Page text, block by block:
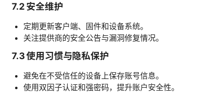
7.2 安全维护
定期更新客户端、固件和设备系统。
关注提供商的安全公告与漏洞修复情况。
7.3 使用习惯与隐私保护
避免在不受信任的设备上保存账号信息。
使用双因子认证和强密码，提升账户安全性。